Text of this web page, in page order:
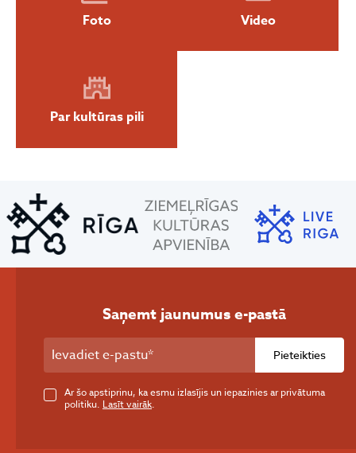
Foto Video
Par kultūras pili
Saņemt jaunumus e-pastā
Pieteikties
Ar šo apstiprinu, ka esmu izlasījis un iepazinies ar privātuma
politiku. Lasīt vairāk.